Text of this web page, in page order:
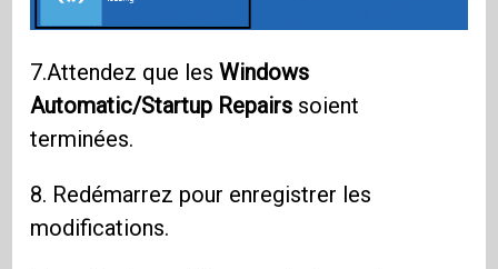
7.Attendez que lesWindows
Automatic/Startup Repairs soient
terminées.
8. Redémarrez pour enregistrer les
modifications.